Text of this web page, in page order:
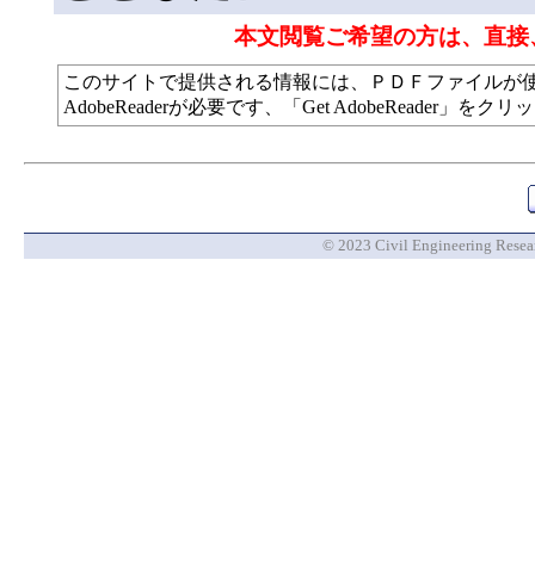
本文閲覧ご希望の方は、直
このサイトで提供される情報には、ＰＤＦファイル
AdobeReaderが必要です、「Get AdobeReader」をク
© 2023 Civil Engineering